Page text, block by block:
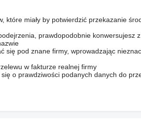
które miały by potwierdzić przekazanie
prawdopodobnie konwersujesz z
się pod znane firmy, wprowadzając
w fakturze realnej firmy
o prawdziwości podanych danych do